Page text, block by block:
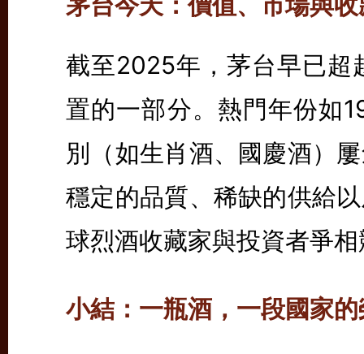
截至2025年，茅台早已超
置的一部分。熱門年份如
別（如生肖酒、國慶酒）
穩定的品質、稀缺的供給
球烈酒收藏家與投資者爭
小結：一瓶酒，一段國家